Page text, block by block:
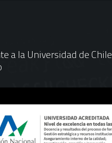
a la Universidad de Chile